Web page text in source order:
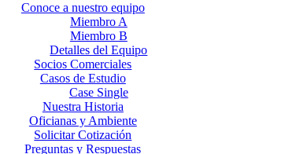
Conoce a nuestro equipo
Miembro A
Miembro B
Detalles del Equipo
Socios Comerciales
Casos de Estudio
Case Single
Nuestra Historia
Oficianas y Ambiente
Solicitar Cotización
Preguntas y Respuestas